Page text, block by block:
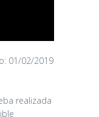
01/02/2019
realizada